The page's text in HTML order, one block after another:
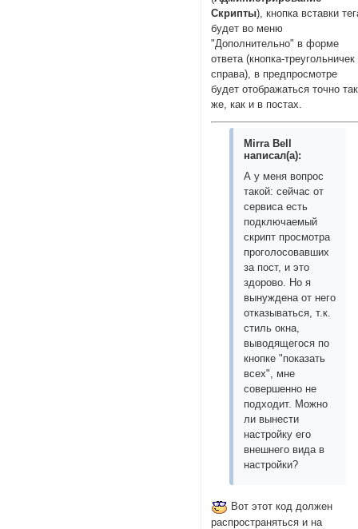
Скрипты), кнопка вставки
будет во меню
"Дополнительно" в форме
ответа (кнопка-треугольничек
справа), в предпросмотре
будет отображаться точно так
же, как и в постах.
Mirra Bell
написал(а):
А у меня вопрос
такой: сейчас от
сервиса есть
подключаемый
скрипт просмотра
проголосовавших
за пост, и это
здорово. Но я
вынуждена от него
отказываться, т.к.
стиль окна,
выводящегося по
кнопке "показать
всех", мне
совершенно не
подходит. Можно
ли вынести
настройку его
внешнего вида в
настройки?
Вот этот код должен
распространяться и на